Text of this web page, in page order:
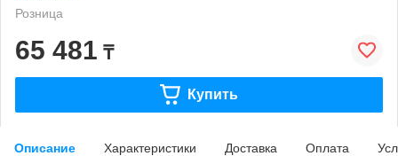
Розница
65 481 ₸
Купить
Описание Характеристики Доставка Оплата